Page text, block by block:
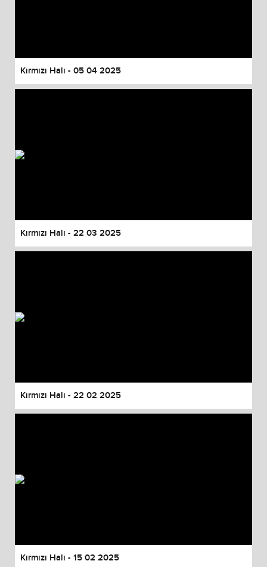
Kırmızı Halı - 05 04 2025
Kırmızı Halı - 22 03 2025
Kırmızı Halı - 22 02 2025
Kırmızı Halı - 15 02 2025